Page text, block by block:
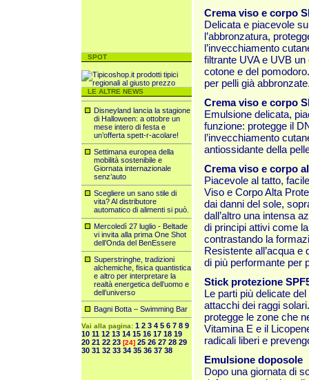
SPOT
LE ALTRE NEWS
Disneyland lancia la stagione
di Halloween: a ottobre un
mese intero di festa e
un’offerta spett-r-acolare!
Settimana europea della
mobilità sostenibile e
Giornata internazionale
senz’auto
Scegliere un sano stile di
vita? Al distributore
automatico di alimenti si può.
Mercoledì 27 luglio - Beltade
vi invita alla prima One Shot
dell’Onda del BenEssere
Superstringhe, tradizioni
alchemiche, fisica quantistica
e altro per interpretare la
realtà energetica dell’uomo e
dell’universo
Bagni Botta – Swimming Bar
Vai alla pagina: 1 2 3 4 5 6 7 8 9
10 11 12 13 14 15 16 17 18 19
20 21 22 23 [24] 25 26 27 28 29
30 31 32 33 34 35 36 37 38
Crema viso e corpo
Delicata e piacevole
l’abbronzatura,
l’invecchiamento
filtrante UVA e UVB
cotone e del
per pelli già
Crema viso e corpo
Emulsione delicata,
funzione: protegge il
l’invecchiamento
antiossidante della
Crema viso e corpo
Piacevole al tatto,
Viso e Corpo Alta
dai danni del sole,
dall’altro una intensa
di principi attivi come
contrastando la
Resistente all’acqua
di più performante per
Stick protezione
Le parti più delicate
attacchi dei raggi
protegge le zone che
Vitamina E e il
radicali liberi e
Emulsione doposole
Dopo una giornata di